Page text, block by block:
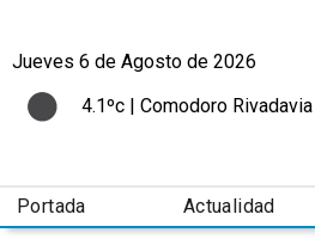
Jueves 6 de Agosto de 2026
4.1ºc | Comodoro Rivadavia
Portada Actualidad